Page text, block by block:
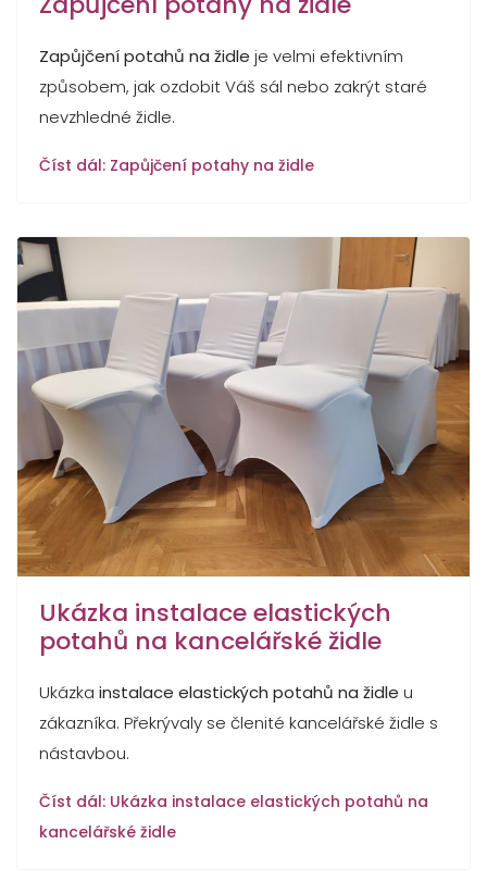
Zapůjčení potahů na židle je velmi efektivním
způsobem, jak ozdobit Váš sál nebo zakrýt staré
nevzhledné židle.
Číst dál: Zapůjčení potahy na židle
Ukázka instalace elastických
potahů na kancelářské židle
Ukázka instalace elastických potahů na židle u
zákazníka. Překrývaly se členité kancelářské židle s
nástavbou.
Číst dál: Ukázka instalace elastických potahů na
kancelářské židle